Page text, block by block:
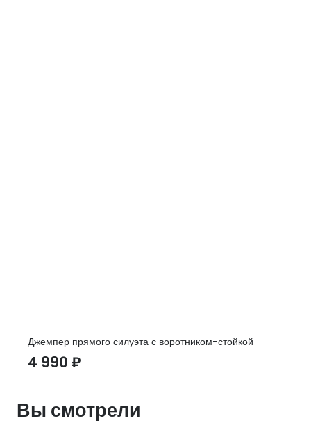
Джемпер прямого силуэта с воротником-стойкой
4 990 ₽
Вы смотрели